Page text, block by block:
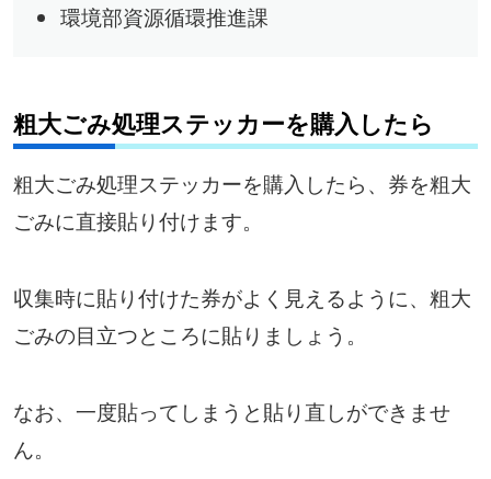
環境部資源循環推進課
粗大ごみ処理ステッカーを購入したら
粗大ごみ処理ステッカーを購入したら、券を粗大
ごみに直接貼り付けます。
収集時に貼り付けた券がよく見えるように、粗大
ごみの目立つところに貼りましょう。
なお、一度貼ってしまうと貼り直しができませ
ん。